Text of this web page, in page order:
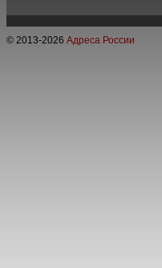
© 2013-2026 Адреса России